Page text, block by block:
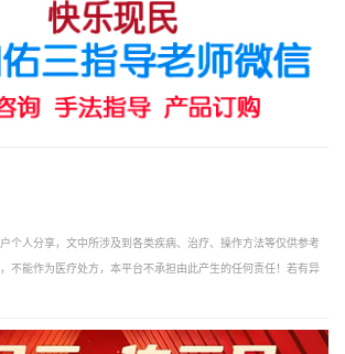
个人分享，文中所涉及到各类疾病、治疗、操作方法等仅供参考
不能作为医疗处方，本平台不承担由此产生的任何责任！若有异